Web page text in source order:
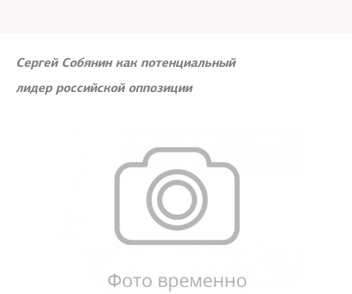
Сергей Собянин как потенциальный
лидер российской оппозиции